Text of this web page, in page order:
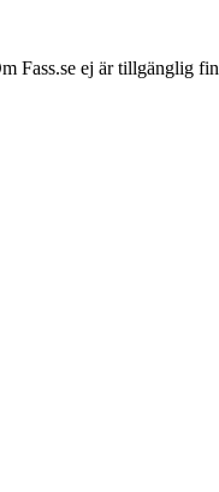
Fass.se ej är tillgänglig